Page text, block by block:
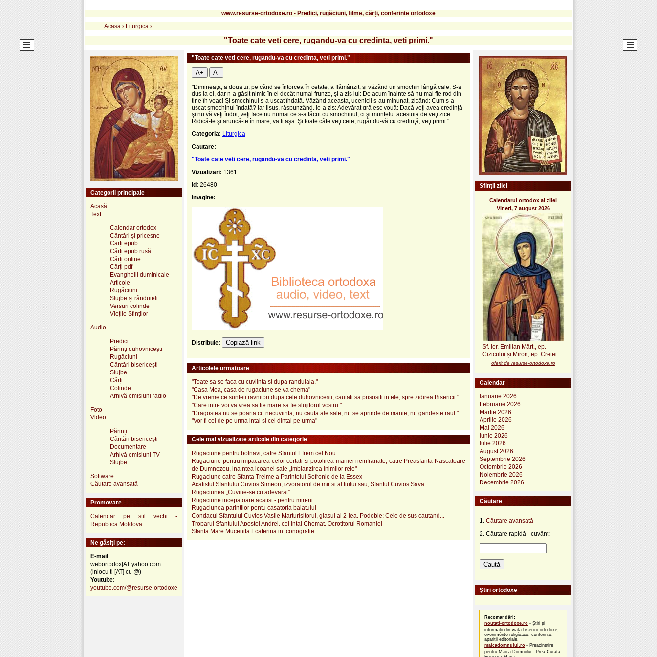
www.resurse-ortodoxe.ro - Predici, rugăciuni, filme, cărți, conferințe ortodoxe
Acasa › Liturgica ›
"Toate cate veti cere, rugandu-va cu credinta, veti primi."
"Toate cate veti cere, rugandu-va cu credinta, veti primi."
A+ A-
"Dimineaţa, a doua zi, pe când se întorcea în cetate, a flămânzit; şi văzând un smochin lângă cale, S-a
dus la el, dar n-a găsit nimic în el decât numai frunze, şi a zis lui: De acum înainte să nu mai fie rod din
tine în veac! Şi smochinul s-a uscat îndată. Văzând aceasta, ucenicii s-au minunat, zicând: Cum s-a
uscat smochinul îndată? Iar Iisus, răspunzând, le-a zis: Adevărat grăiesc vouă: Dacă veţi avea credinţă
şi nu vă veţi îndoi, veţi face nu numai ce s-a făcut cu smochinul, ci şi muntelui acestuia de veţi zice:
Ridică-te şi aruncă-te în mare, va fi aşa. Şi toate câte veţi cere, rugându-vă cu credinţă, veţi primi."
Categoria: Liturgica
Cautare:
"Toate cate veti cere, rugandu-va cu credinta, veti primi."
Vizualizari: 1361
Id: 26480
Imagine:
Distribuie: Copiază link
Articolele urmatoare
"Toate sa se faca cu cuviinta si dupa randuiala."
"Casa Mea, casa de rugaciune se va chema"
"De vreme ce sunteti ravnitori dupa cele duhovnicesti, cautati sa prisositi in ele, spre zidirea Bisericii."
"Care intre voi va vrea sa fie mare sa fie slujitorul vostru."
"Dragostea nu se poarta cu necuviinta, nu cauta ale sale, nu se aprinde de manie, nu gandeste raul."
"Vor fi cei de pe urma intai si cei dintai pe urma"
Cele mai vizualizate articole din categorie
Rugaciune pentru bolnavi, catre Sfantul Efrem cel Nou
Rugaciune pentru impacarea celor certati si potolirea maniei neinfranate, catre Preasfanta Nascatoare
de Dumnezeu, inaintea icoanei sale „Imblanzirea inimilor rele"
Rugaciune catre Sfanta Treime a Parintelui Sofronie de la Essex
Acatistul Sfantului Cuvios Simeon, izvoratorul de mir si al fiului sau, Sfantul Cuvios Sava
Rugaciunea „Cuvine-se cu adevarat”
Rugaciune incepatoare acatist - pentru mireni
Rugaciunea parintilor pentu casatoria baiatului
Condacul Sfantului Cuvios Vasile Marturisitorul, glasul al 2-lea. Podobie: Cele de sus cautand...
Troparul Sfantului Apostol Andrei, cel Intai Chemat, Ocrotitorul Romaniei
Sfanta Mare Mucenita Ecaterina in iconografie
Categorii principale
Acasă
Text
Calendar ortodox
Cântări și pricesne
Cărți epub
Cărți epub rusă
Cărți online
Cărți pdf
Evanghelii duminicale
Articole
Rugăciuni
Slujbe și rânduieli
Versuri colinde
Viețile Sfinților
Audio
Predici
Părinți duhovnicești
Rugăciuni
Cântări bisericești
Slujbe
Cărți
Colinde
Arhivă emisiuni radio
Foto
Video
Părinți
Cântări bisericești
Documentare
Arhivă emisiuni TV
Slujbe
Software
Căutare avansată
Promovare
Calendar pe stil vechi -
Republica Moldova
Ne găsiți pe:
E-mail:
webortodox[AT]yahoo.com
(inlocuiti [AT] cu @)
Youtube:
youtube.com/@resurse-ortodoxe
Sfinții zilei
Calendarul ortodox al zilei
Vineri, 7 august 2026
Sf. Ier. Emilian Mărt., ep.
Cizicului și Miron, ep. Cretei
oferit de resurse-ortodoxe.ro
Calendar
Ianuarie 2026
Februarie 2026
Martie 2026
Aprilie 2026
Mai 2026
Iunie 2026
Iulie 2026
August 2026
Septembrie 2026
Octombrie 2026
Noiembrie 2026
Decembrie 2026
Căutare
1. Căutare avansată
2. Căutare rapidă - cuvânt:
Știri ortodoxe
Recomandări:
noutati-ortodoxe.ro - Știri și
informații din viața bisericii ortodoxe,
evenimente religioase, conferințe,
apariții editoriale.
maicadomnului.ro - Preacinstire
pentru Maica Domnului - Prea Curata